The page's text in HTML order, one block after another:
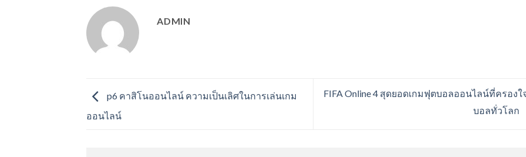
ADMIN
p6 คาสิโนออนไลน์ ความเป็นเลิศในการเล่นเกม
ออนไลน์
FIFA Online 4 สุดยอดเกมฟุตบอลออนไลน์ที่ครองใ
บอลทั่วโลก